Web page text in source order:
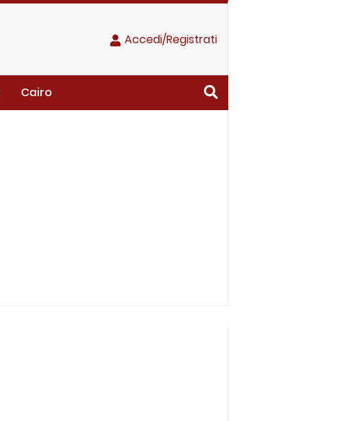
Accedi/Registrati
Cairo